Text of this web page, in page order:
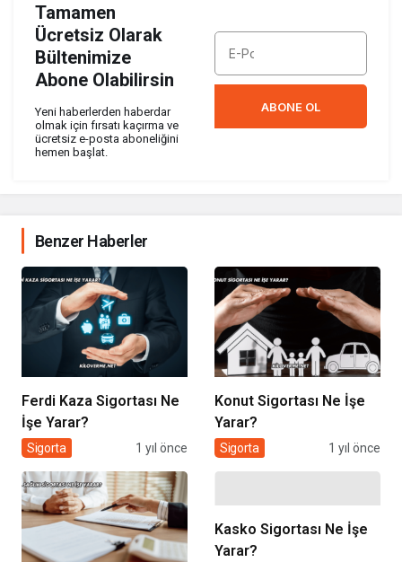
Tamamen
Ücretsiz Olarak
Bültenimize
Abone Olabilirsin
Yeni haberlerden haberdar
olmak için fırsatı kaçırma ve
ücretsiz e-posta aboneliğini
hemen başlat.
ABONE OL
Benzer Haberler
Ferdi Kaza Sigortası Ne
İşe Yarar?
Sigorta 1 yıl önce
Konut Sigortası Ne İşe
Yarar?
Sigorta 1 yıl önce
Kasko Sigortası Ne İşe
Yarar?